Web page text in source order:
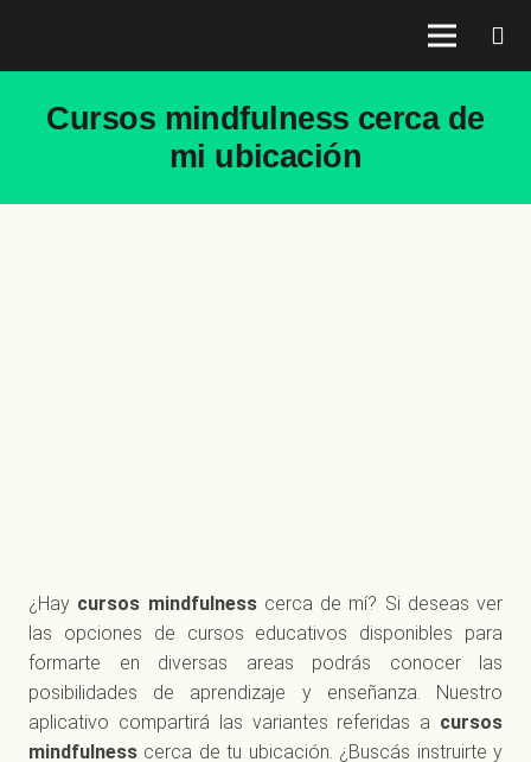
Cursos mindfulness cerca de
mi ubicación
¿Hay cursos mindfulnesscerca de mí? Si deseas ver
las opciones de cursos educativos disponibles para
formarte en diversas areas podrás conocer las
posibilidades de aprendizaje y enseñanza. Nuestro
aplicativo compartirá las variantes referidas a cursos
mindfulness cerca de tu ubicación. ¿Buscás instruirte y